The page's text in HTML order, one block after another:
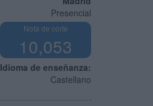
Presencial
Nota de corte
10,053
Idioma de enseñanza:
Castellano